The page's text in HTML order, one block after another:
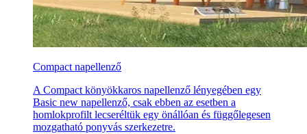
Compact napellenző
A Compact könyökkaros napellenző lényegében egy
Basic new napellenző, csak ebben az esetben a
homlokprofilt lecseréltük egy önállóan és függőlegesen
mozgatható ponyvás szerkezetre.